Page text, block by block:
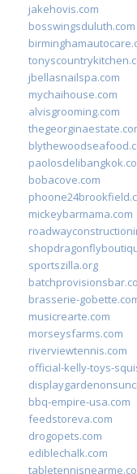
jakehovis.com
bosswingsduluth.com
jbellasnailspa.com
mychaihouse.com
alvisgrooming.com
bobacove.com
mickeybarmama.com
sportszilla.org
brasserie-
musicrearte.com
morseysfarms.com
riverviewtennis.com
official-kelly-toys-
bbq-empire-usa.com
feedstoreva.com
drogopets.com
ediblechalk.com